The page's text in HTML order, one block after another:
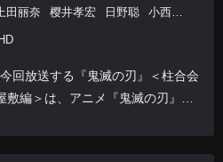
田丽奈 樱井孝宏 日野聪
小西克
健吾
回放送する『鬼滅の刃』＜柱合会
敷編＞は、アニメ『鬼滅の刃』の